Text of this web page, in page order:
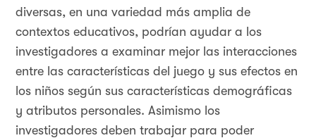
diversas, en una variedad más amplia de
contextos educativos, podrían ayudar a los
investigadores a examinar mejor las interacciones
entre las características del juego y sus efectos en
los niños según sus características demográficas
y atributos personales. Asimismo los
investigadores deben trabajar para poder